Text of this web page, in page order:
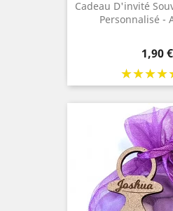
Cadeau D'invité
Personnalisé -
Prix
1,90 €